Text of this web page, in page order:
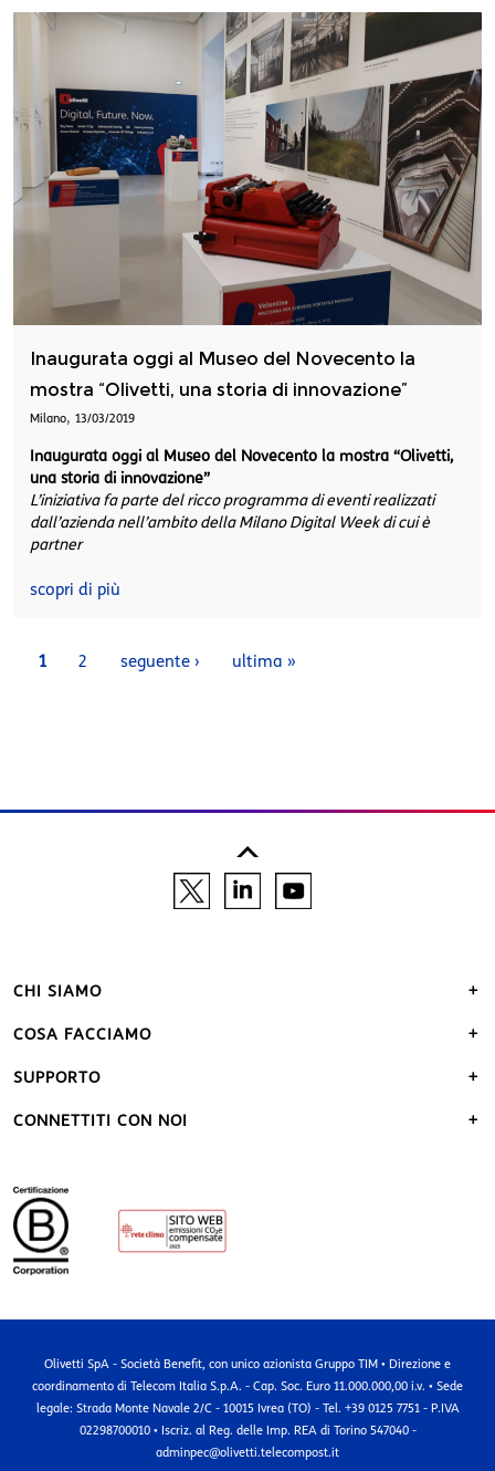
Inaugurata oggi al Museo del Novecento la
mostra “Olivetti, una storia di innovazione”
Milano, 13/03/2019
Inaugurata oggi al Museo del Novecento la mostra “Olivetti,
una storia di innovazione”
L’iniziativa fa parte del ricco programma di eventi realizzati
dall’azienda nell’ambito della Milano Digital Week di cui è
partner
scopri di più
Pages
1 2 seguente › ultima »
CHI SIAMO
COSA FACCIAMO
SUPPORTO
CONNETTITI CON NOI
Olivetti SpA - Società Benefit, con unico azionista Gruppo TIM • Direzione e
coordinamento di Telecom Italia S.p.A. - Cap. Soc. Euro 11.000.000,00 i.v. • Sede
legale: Strada Monte Navale 2/C - 10015 Ivrea (TO) - Tel. +39 0125 7751 - P.IVA
02298700010 • Iscriz. al Reg. delle Imp. REA di Torino 547040 -
adminpec@olivetti.telecompost.it